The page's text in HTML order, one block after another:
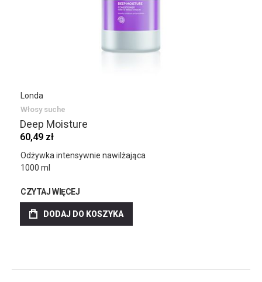
Londa
Włosy suche
Deep Moisture
60,49 zł
Odżywka intensywnie nawilżająca
1000 ml
CZYTAJ WIĘCEJ
DODAJ DO KOSZYKA